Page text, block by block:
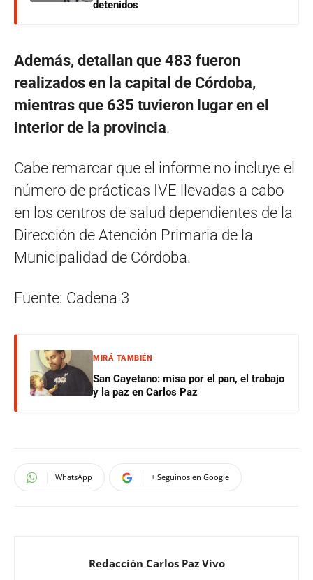
detenidos
Además, detallan que 483 fueron
realizados en la capital de Córdoba,
mientras que 635 tuvieron lugar en el
interior de la provincia.
Cabe remarcar que el informe no incluye el
número de prácticas IVE llevadas a cabo
en los centros de salud dependientes de la
Dirección de Atención Primaria de la
Municipalidad de Córdoba.
Fuente: Cadena 3
MIRÁ TAMBIÉN
San Cayetano: misa por el pan, el trabajo
y la paz en Carlos Paz
WhatsApp + Seguinos en Google
Redacción Carlos Paz Vivo